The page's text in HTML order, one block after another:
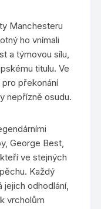
Manchesteru
ho vnímali
a týmovou sílu,
titulu. Ve
překonání
nepřízně osudu.
George Best,
ve stejných
Každý
odhodlání,
vrcholům